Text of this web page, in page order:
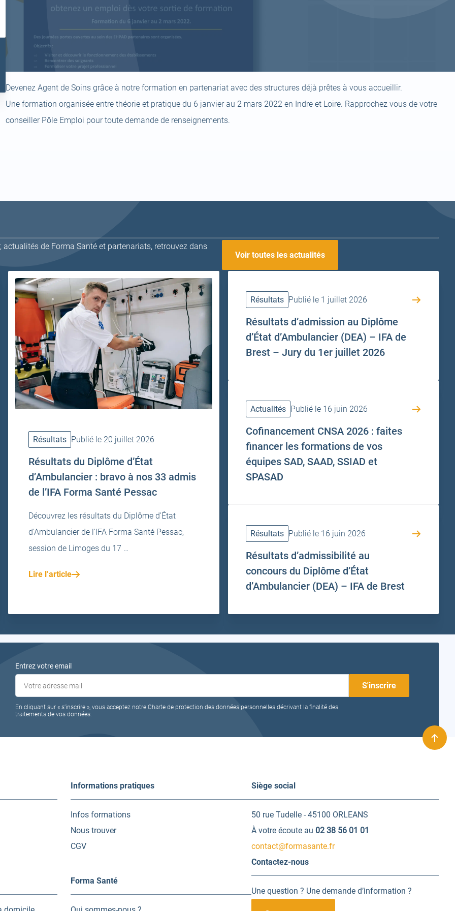
Devenez Agent de Soins grâce à notre formation en partenariat avec des structures déjà prêtes à vous accueillir.
Une formation organisée entre théorie et pratique du 6 janvier au 2 mars 2022 en Indre et Loire. Rapprochez vous de votre
conseiller Pôle Emploi pour toute demande de renseignements.
de Forma Santé et partenariats, retrouvez dans
Voir toutes les actualités
Résultats Publié le 20 juillet 2026
Résultats du Diplôme d’État
d’Ambulancier : bravo à nos 33 admis
de l’IFA Forma Santé Pessac
Découvrez les résultats du Diplôme d'État
d'Ambulancier de l'IFA Forma Santé Pessac,
session de Limoges du 17 …
Lire l’article
Résultats Publié le 1 juillet 2026
Résultats d’admission au Diplôme
d’État d’Ambulancier (DEA) – IFA de
Brest – Jury du 1er juillet 2026
Actualités Publié le 16 juin 2026
Cofinancement CNSA 2026 : faites
financer les formations de vos
équipes SAD, SAAD, SSIAD et
SPASAD
Résultats Publié le 16 juin 2026
Résultats d’admissibilité au
concours du Diplôme d’État
d’Ambulancier (DEA) – IFA de Brest
Entrez votre email
En cliquant sur « s’inscrire », vous acceptez notre Charte de protection des données personnelles décrivant la finalité des
traitements de vos données.
en
Informations pratiques
Infos formations
Nous trouver
CGV
Forma Santé
Siège social
50 rue Tudelle - 45100 ORLEANS
À votre écoute au 02 38 56 01 01
contact@formasante.fr
Contactez-nous
Une question ? Une demande d’information ?